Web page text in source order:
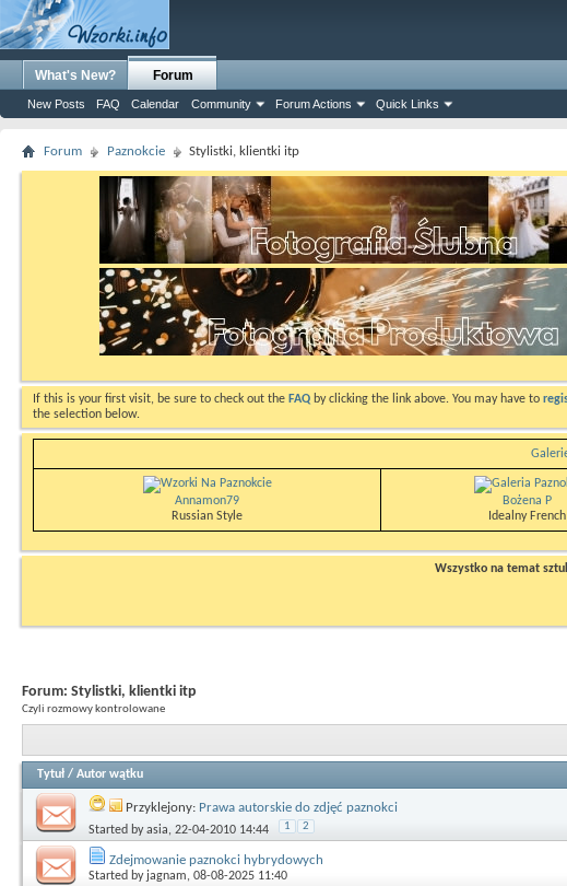
What's New? Forum
New Posts FAQ Calendar Community Forum Actions Quick Links
Forum Paznokcie Stylistki, klientki itp
If this is your first visit, be sure to check out the FAQ by clicking the link above. You may have to
the selection below.
Annamon79
Russian Style
Bożena P
Idealny French
Wszystko na temat
Forum: Stylistki, klientki itp
Czyli rozmowy kontrolowane
Tytuł / Autor wątku
Przyklejony: Prawa autorskie do zdjęć paznokci
Started byasia, 22-04-2010 14:44 1 2
Zdejmowanie paznokci hybrydowych
Started by jagnam, 08-08-2025 11:40